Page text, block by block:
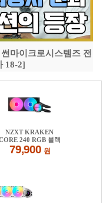
마이크로시스템즈 전
18-2]